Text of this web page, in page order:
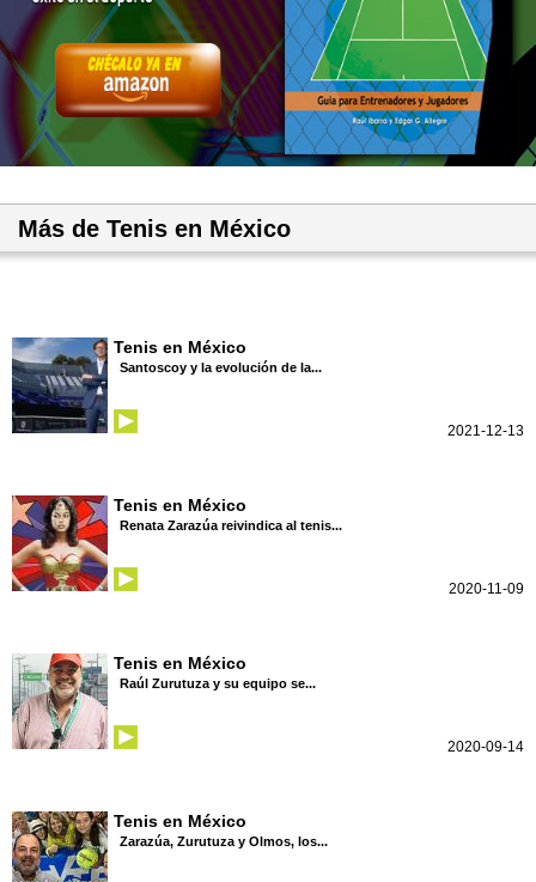
Más de Tenis en México
Tenis en México
Santoscoy y la evolución de la...
2021-12-13
Tenis en México
Renata Zarazúa reivindica al tenis...
2020-11-09
Tenis en México
Raúl Zurutuza y su equipo se...
2020-09-14
Tenis en México
Zarazúa, Zurutuza y Olmos, los...